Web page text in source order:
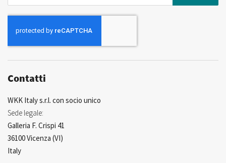
nostra
Newsletter:
Contatti
WKK Italy s.r.l. con socio unico
Sede legale:
Galleria F. Crispi 41
36100 Vicenza (VI)
Italy